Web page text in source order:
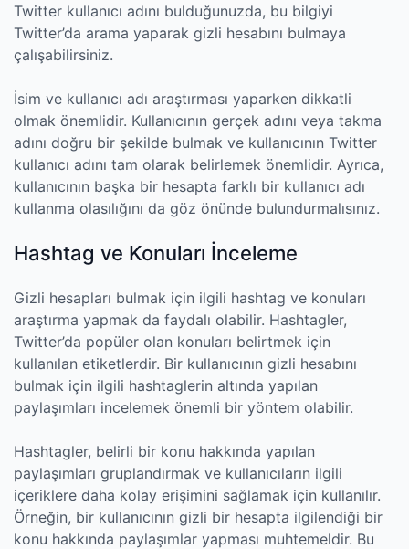
Twitter kullanıcı adını bulduğunuzda, bu bilgiyi
Twitter’da arama yaparak gizli hesabını bulmaya
çalışabilirsiniz.
İsim ve kullanıcı adı araştırması yaparken dikkatli
olmak önemlidir. Kullanıcının gerçek adını veya takma
adını doğru bir şekilde bulmak ve kullanıcının Twitter
kullanıcı adını tam olarak belirlemek önemlidir. Ayrıca,
kullanıcının başka bir hesapta farklı bir kullanıcı adı
kullanma olasılığını da göz önünde bulundurmalısınız.
Hashtag ve Konuları İnceleme
Gizli hesapları bulmak için ilgili hashtag ve konuları
araştırma yapmak da faydalı olabilir. Hashtagler,
Twitter’da popüler olan konuları belirtmek için
kullanılan etiketlerdir. Bir kullanıcının gizli hesabını
bulmak için ilgili hashtaglerin altında yapılan
paylaşımları incelemek önemli bir yöntem olabilir.
Hashtagler, belirli bir konu hakkında yapılan
paylaşımları gruplandırmak ve kullanıcıların ilgili
içeriklere daha kolay erişimini sağlamak için kullanılır.
Örneğin, bir kullanıcının gizli bir hesapta ilgilendiği bir
konu hakkında paylaşımlar yapması muhtemeldir. Bu